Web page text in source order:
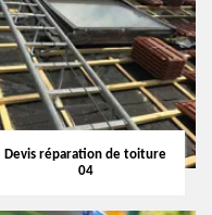
Devis réparation de toiture
04